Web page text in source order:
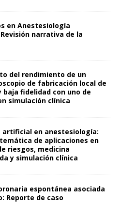
en Anestesiología
narrativa de la
del rendimiento de un
de fabricación local de
baja fidelidad con uno de
simulación clínica
artificial en anestesiología:
de aplicaciones en
riesgos, medicina
y simulación clínica
espontánea asociada
Reporte de caso